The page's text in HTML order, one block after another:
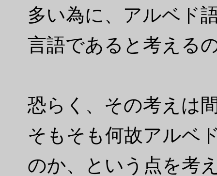
多い為に、アルベド
言語であると考える
恐らく、その考えは
そもそも何故アルベ
のか、という点を考